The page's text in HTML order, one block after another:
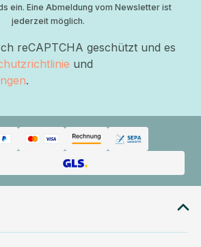
ein. Eine Abmeldung vom Newsletter ist
jederzeit möglich.
reCAPTCHA geschützt und es
und
.